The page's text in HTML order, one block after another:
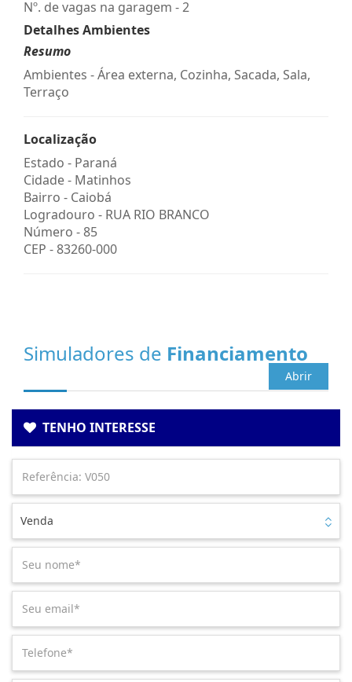
Nº. de vagas na garagem - 2
Detalhes Ambientes
Resumo
Ambientes - Área externa, Cozinha, Sacada, Sala,
Terraço
Localização
Estado - Paraná
Cidade - Matinhos
Bairro - Caiobá
Logradouro - RUA RIO BRANCO
Número -85
CEP -83260-000
Simuladores de Financiamento
Abrir
TENHO INTERESSE
Venda